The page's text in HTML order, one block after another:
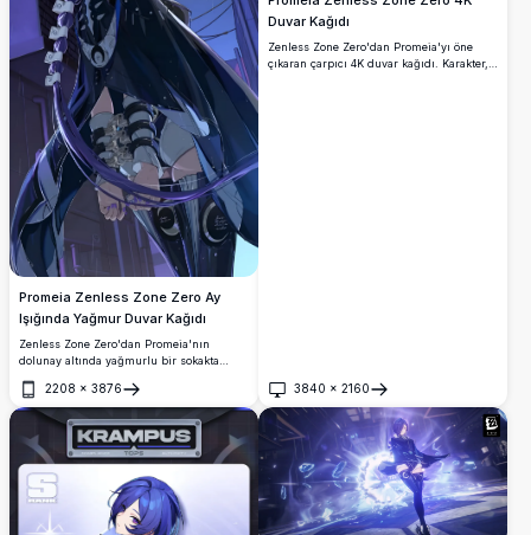
Promeia Zenless Zone Zero Ay
Işığında Yağmur Duvar Kağıdı
Zenless Zone Zero'dan Promeia'nın
dolunay altında yağmurlu bir sokakta
İkonik mor saçları, mekanik zırhı ve
dalgalanan koyu pelerini nefes kesici
yüksek çözünürlüklü ayrıntılarla
sunulmaktadır.
2208 × 3876
Aç
Duvar Kağıdı
Zenless Zone Zero'dan Promeia'yı öne
çıkaran çarpıcı 4K duvar kağıdı. Karakter,
3840 × 2160
Aç